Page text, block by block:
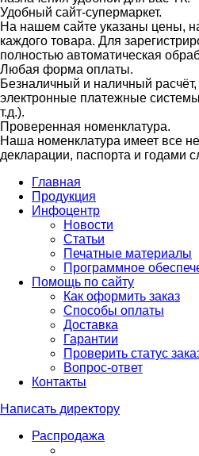
Удобный сайт-супермаркет.
На нашем сайте указаны цены,
каждого товара. Для
полностью автоматическая
Любая форма оплаты.
Безналичный и наличный расчёт,
электронные платежные
т.д.).
Проверенная номенклатура.
Наша номенклатура имеет все
декларации, паспорта и годами
Главная
Продукция
Инфоцентр
Новости
Статьи
Печатные материалы
Программное
Помощь по сайту
Как оформить заказ
Способы оплаты
Доставка
Гарантии
Проверить статус
Вопрос-ответ
Контакты
Написать директору
Распродажа